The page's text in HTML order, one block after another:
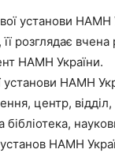
установи НАМН
розглядає вчена
НАМН України.
установи НАМН
центр,
бібліотека,
НАМН